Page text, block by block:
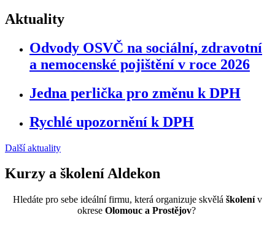
Aktuality
Odvody OSVČ na sociální, zdravotní
a nemocenské pojištění v roce 2026
Jedna perlička pro změnu k DPH
Rychlé upozornění k DPH
Další aktuality
Kurzy a školení Aldekon
Hledáte pro sebe ideální firmu, která organizuje skvělá školenív
okrese Olomouc a Prostějov?